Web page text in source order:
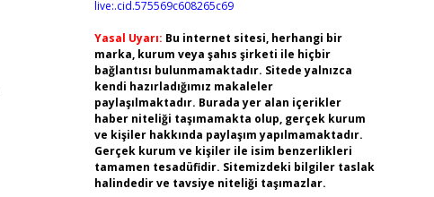
live:.cid.575569c608265c69
Yasal Uyarı: Bu internet sitesi, herhangi bir
marka, kurum veya şahıs şirketi ile hiçbir
bağlantısı bulunmamaktadır. Sitede yalnızca
kendi hazırladığımız makaleler
paylaşılmaktadır. Burada yer alan içerikler
haber niteliği taşımamakta olup, gerçek kurum
ve kişiler hakkında paylaşım yapılmamaktadır.
Gerçek kurum ve kişiler ile isim benzerlikleri
tamamen tesadüfidir. Sitemizdeki bilgiler taslak
halindedir ve tavsiye niteliği taşımazlar.